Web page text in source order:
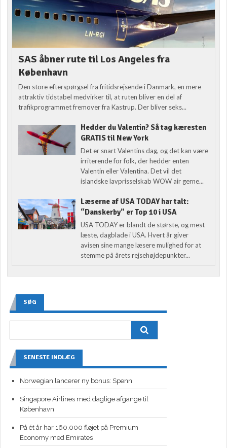
SAS åbner rute til Los Angeles fra
København
Den store efterspørgsel fra fritidsrejsende i Danmark, en mere
attraktiv tidstabel medvirker til, at ruten bliver en del af
trafikprogrammet fremover fra Kastrup. Der bliver seks...
Hedder du Valentin? Så tag kæresten
GRATIS til New York
Det er snart Valentins dag, og det kan være
irriterende for folk, der hedder enten
Valentin eller Valentina. Det vil det
islandske lavprisselskab WOW air gerne...
Læserne af USA TODAY har talt:
“Danskerby” er Top 10 i USA
USA TODAY er blandt de største, og mest
læste, dagblade i USA. Hvert år giver
avisen sine mange læsere mulighed for at
stemme på årets rejsehøjdepunkter...
SØG
SENESTE INDLÆG
Norwegian lancerer ny bonus: Spenn
Singapore Airlines med daglige afgange til
København
På ét år har 160.000 fløjet på Premium
Economy med Emirates